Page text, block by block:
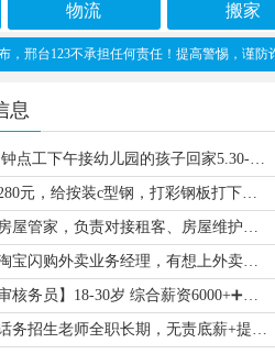
物流 搬家
台123不承担任何责任！提高警惕，谨防诈
息
求职:钟点工下午接幼儿园的孩子回家5.30-6点 待遇500-750联系电话13603194301
普工280元，给按装c型钢，打彩钢板打下手，工资周发压一周，路费报销，13930905023
急聘房屋管家，负责对接租客、房屋维护，处理租房事宜，30-40岁善于沟通，月薪5k左右，有意致电18032992322
我是淘宝闪购外卖业务经理，有想上外卖的商家老板请联系19030299929
聘【审核务员】18-30岁 综合薪资6000+➕提成，朝九晚六 地址：桥东科技园。+v19220380586
招聘话务招生老师全职长期，无责底薪+提成+公休，工作轻松女士优先，电话18931962965